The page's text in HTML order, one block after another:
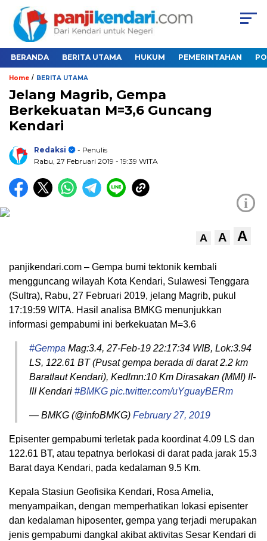
BERANDA BERITA UTAMA HUKUM PEMERINTAHAN
Home / BERITA UTAMA
Jelang Magrib, Gempa
Berkekuatan M=3,6 Guncang
Kendari
Redaksi
- Penulis
Rabu, 27 Februari 2019 - 19:39 WITA
i
A A A
panjikendari.com – Gempa bumi tektonik kembali
mengguncang wilayah Kota Kendari, Sulawesi Tenggara
(Sultra), Rabu, 27 Februari 2019, jelang Magrib, pukul
17:19:59 WITA. Hasil analisa BMKG menunjukkan
informasi gempabumi ini berkekuatan M=3.6
#Gempa Mag:3.4, 27-Feb-19 22:17:34 WIB, Lok:3.94
LS, 122.61 BT (Pusat gempa berada di darat 2.2 km
Baratlaut Kendari), Kedlmn:10 Km Dirasakan (MMI) II-
III Kendari #BMKG pic.twitter.com/uYguayBERm
— BMKG (@infoBMKG) February 27, 2019
Episenter gempabumi terletak pada koordinat 4.09 LS dan
122.61 BT, atau tepatnya berlokasi di darat pada jarak 15.3
Barat daya Kendari, pada kedalaman 9.5 Km.
Kepala Stasiun Geofisika Kendari, Rosa Amelia,
menyampaikan, dengan memperhatikan lokasi episenter
dan kedalaman hiposenter, gempa yang terjadi merupakan
jenis gempabumi dangkal akibat aktivitas Sesar Kendari di